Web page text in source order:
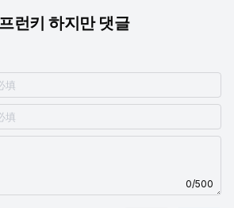
런키 하지만 댓글
0/500